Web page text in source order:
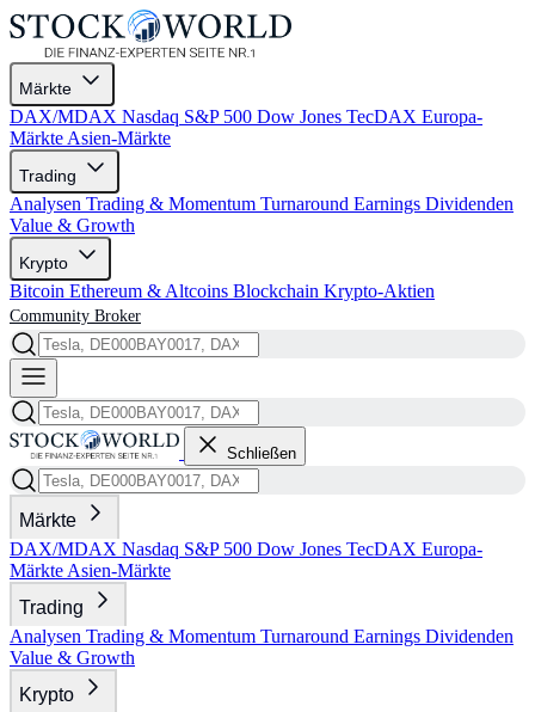
Märkte
DAX/MDAX Nasdaq S&P 500 Dow Jones TecDAX Europa-
Märkte Asien-Märkte
Trading
Analysen Trading & Momentum Turnaround Earnings Dividenden
Value & Growth
Krypto
Bitcoin Ethereum & Altcoins Blockchain Krypto-Aktien
Community Broker
Schließen
Märkte
DAX/MDAX Nasdaq S&P 500 Dow Jones TecDAX Europa-
Märkte Asien-Märkte
Trading
Analysen Trading & Momentum Turnaround Earnings Dividenden
Value & Growth
Krypto